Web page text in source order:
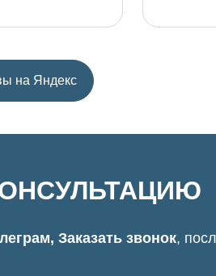
на Яндекс
Заказать звонок,